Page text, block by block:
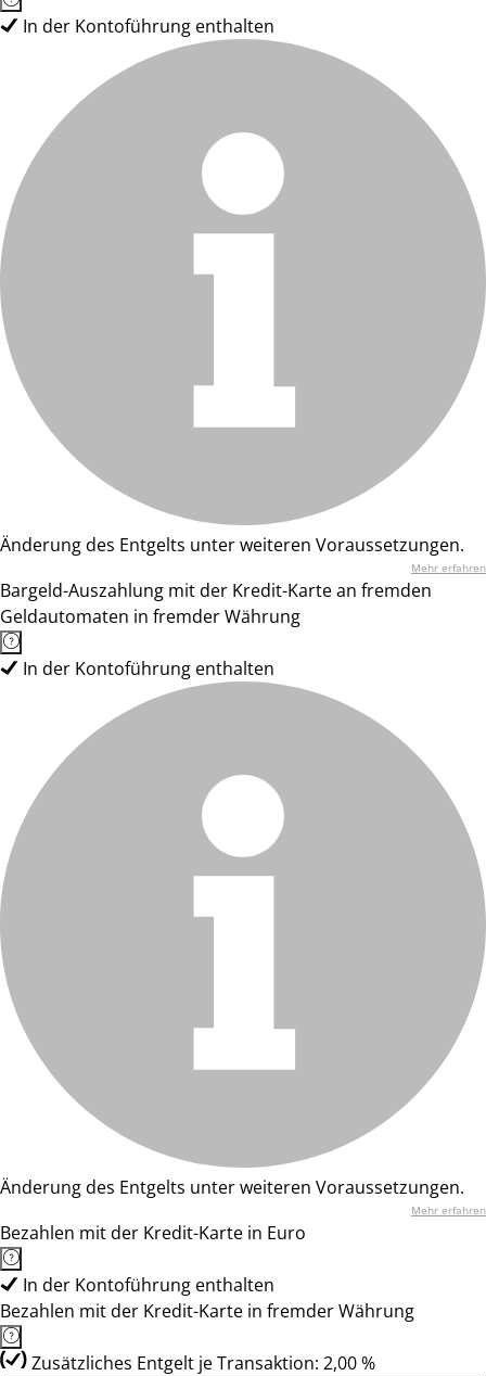
In der Kontoführung enthalten
Änderung des Entgelts unter weiteren Voraussetzungen.
Mehr erfahren
Bargeld-Auszahlung mit der Kredit-Karte an fremden
Geldautomaten in fremder Währung
In der Kontoführung enthalten
Änderung des Entgelts unter weiteren Voraussetzungen.
Mehr erfahren
Bezahlen mit der Kredit-Karte in Euro
In der Kontoführung enthalten
Bezahlen mit der Kredit-Karte in fremder Währung
Zusätzliches Entgelt je Transaktion: 2,00 %